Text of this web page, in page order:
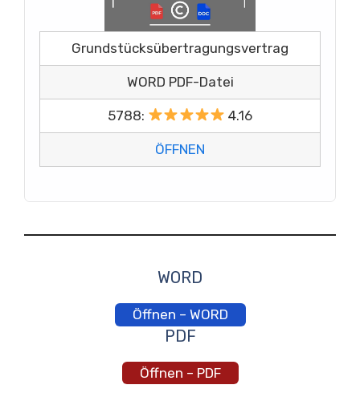
Grundstücksübertragungsvertrag
WORD PDF-Datei
5788: 4.16
ÖFFNEN
WORD
Öffnen – WORD
PDF
Öffnen – PDF